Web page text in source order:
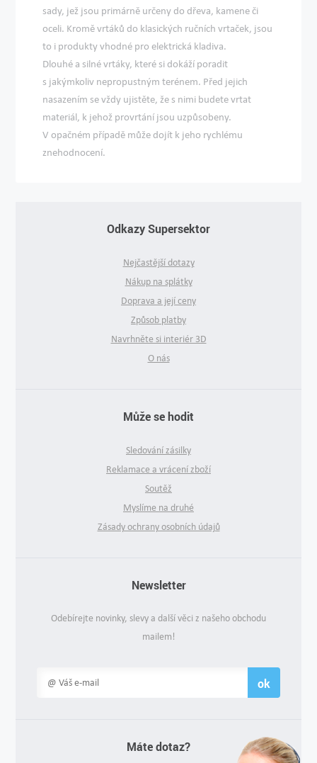
sady, jež jsou primárně určeny do dřeva, kamene či
oceli. Kromě vrtáků do klasických ručních vrtaček, jsou
to i produkty vhodné pro elektrická kladiva.
Dlouhé a silné vrtáky, které si dokáží poradit
s jakýmkoliv nepropustným terénem. Před jejich
nasazením se vždy ujistěte, že s nimi budete vrtat
materiál, k jehož provrtání jsou uzpůsobeny.
V opačném případě může dojít k jeho rychlému
znehodnocení.
Odkazy Supersektor
Nejčastější dotazy
Nákup na splátky
Doprava a její ceny
Způsob platby
Navrhněte si interiér 3D
O nás
Může se hodit
Sledování zásilky
Reklamace a vrácení zboží
Soutěž
Myslíme na druhé
Zásady ochrany osobních údajů
Newsletter
Odebírejte novinky, slevy a další věci z našeho obchodu
mailem!
ok
Máte dotaz?